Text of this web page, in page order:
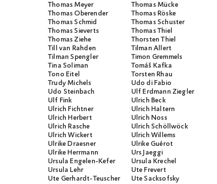
Thomas Meyer
Thomas Mücke
Thomas Oberender
Thomas Röske
Thomas Schmid
Thomas Schuster
Thomas Sieverts
Thomas Thiel
Thomas Ziehe
Thorsten Thiel
Till van Rahden
Tilman Allert
Tilman Spengler
Timon Gremmels
Tina Soliman
Tomáš Kafka
Tono Eitel
Torsten Rhau
Trudy Michels
Udo di Fabio
Udo Steinbach
Ulf Erdmann Ziegler
Ulf Fink
Ulrich Beck
Ulrich Fichtner
Ulrich Haltern
Ulrich Herbert
Ulrich Noss
Ulrich Rasche
Ulrich Schöllwöck
Ulrich Wickert
Ulrich Willems
Ulrike Draesner
Ulrike Guérot
Ulrike Herrmann
Urs Jaeggi
Ursula Engelen-Kefer
Ursula Krechel
Ursula Lehr
Ute Frevert
Ute Gerhardt-Teuscher
Ute Sacksofsky